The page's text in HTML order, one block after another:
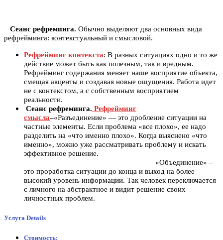
Сеанс рефреминга. Обычно выделяют два основных вида
рефрейминга: контекстуальный и смысловой.
Рефрейминг контекста: В разных ситуациях одно и то же
действие может быть как полезным, так и вредным.
Рефрейминг содержания меняет наше восприятие объекта,
смещая акценты и создавая новые ощущения. Работа идет
не с контекстом, а с собственным восприятием
реальности.
Сеанс рефреминга. Рефрейминг
смысла–«Разъединение» — это дробление ситуации на
частные элементы. Если проблема «все плохо», ее надо
разделить на «что именно плохо». Когда выяснено «что
именно», можно уже рассматривать проблему и искать
эффективное решение.
«Объединение» –
это проработка ситуации до конца и выход на более
высокий уровень информации. Так человек переключается
с личного на абстрактное и видит решение своих
личностных проблем.
Услуга Details
Стоимость: